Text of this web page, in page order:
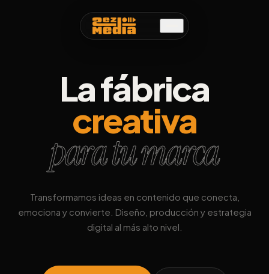
La fábrica
creativa
para tu marca
Transformamos ideas en contenido que conecta,
emociona y convierte. Diseño, producción y estrategia
digital al más alto nivel.